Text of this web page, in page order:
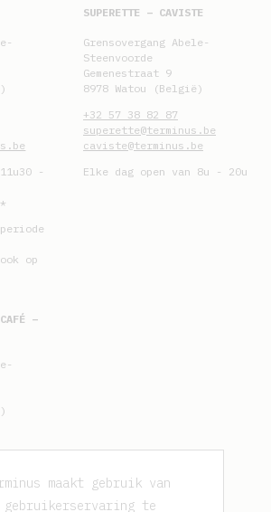
-
op
SUPERETTE – CAVISTE
Grensovergang Abele-
Steenvoorde
Gemenestraat 9
8978 Watou (België)
+32 57 38 82 87
superette@terminus.be
caviste@terminus.be
Elke dag open van 8u - 20u
–
maakt gebruik van
gebruikerservaring te